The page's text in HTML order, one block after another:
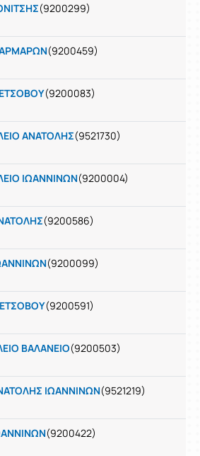
(9200299)
(9200459)
(9200083)
ΑΝΑΤΟΛΗΣ(9521730)
ΙΩΑΝΝΙΝΩΝ(9200004)
(9200586)
(9200099)
(9200591)
ΒΑΛΑΝΕΙΟ(9200503)
ΙΩΑΝΝΙΝΩΝ(9521219)
(9200422)